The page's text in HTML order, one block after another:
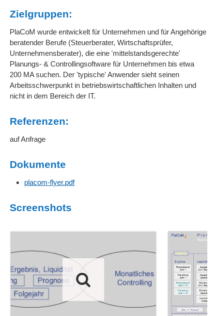
Zielgruppen:
PlaCoM wurde entwickelt für Unternehmen und für Angehörige
beratender Berufe (Steuerberater, Wirtschaftsprüfer,
Unternehmensberater), die eine 'mittelstandsgerechte'
Planungs- & Controllingsoftware für Unternehmen bis etwa
200 MA suchen. Der 'typische' Anwender sieht seinen
Arbeitsschwerpunkt in betriebswirtschaftlichen Inhalten und
nicht in dem Bereich der IT.
Referenzen:
auf Anfrage
Dokumente
placom-flyer.pdf
Screenshots